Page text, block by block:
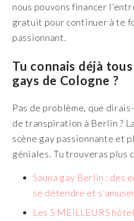
nous pouvons financer
gratuit pour continuer à te
passionnant.
Tu connais déjà
gays de Cologne ?
Pas de problème, que
de transpiration à Berlin ?
scène gay passionnante et
géniales. Tu trouveras plus
Sauna gay Berlin : des
se détendre et
Les 5 MEILLEURS